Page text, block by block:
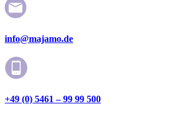
info@majamo.de
+49 (0) 5461 – 99 99 500